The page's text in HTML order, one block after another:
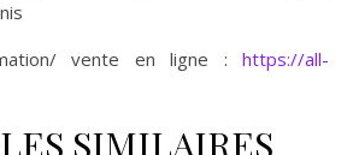
vente en ligne : https://all-
SIMILAIRES